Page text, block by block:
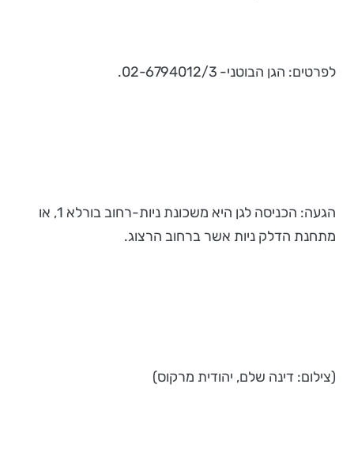
לפרטים: הגן הבוטני- 02-6794012/3.
הגעה: הכניסה לגן היא משכונת ניות-רחוב בורלא 1, או
מתחנת הדלק ניות אשר ברחוב הרצוג.
(צילום: דינה שלם, יהודית מרקוס)